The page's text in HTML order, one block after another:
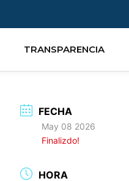
TRANSPARENCIA
FECHA
May 08 2026
Finalizdo!
HORA